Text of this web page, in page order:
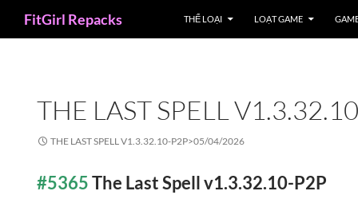
FitGirl Repacks THỂ LOẠI LOẠT GAME
THE LAST SPELL
THE LAST SPELL V1.3.32.10-P2P>05/04/2026
#5365The Last Spell v1.3.32.10-P2P